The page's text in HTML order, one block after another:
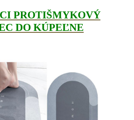
PROTIŠMYKOVÝ
DO KÚPEĽNE